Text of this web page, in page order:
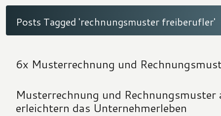
Posts Tagged 'rechnungsmuster freiberufler'
6x Musterrechnung und
Musterrechnung und
erleichtern das Unternehmerleben